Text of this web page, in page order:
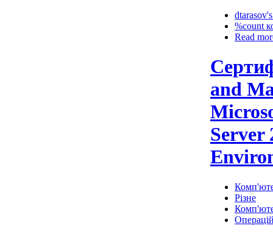
%count
Read
and
Server
Різне